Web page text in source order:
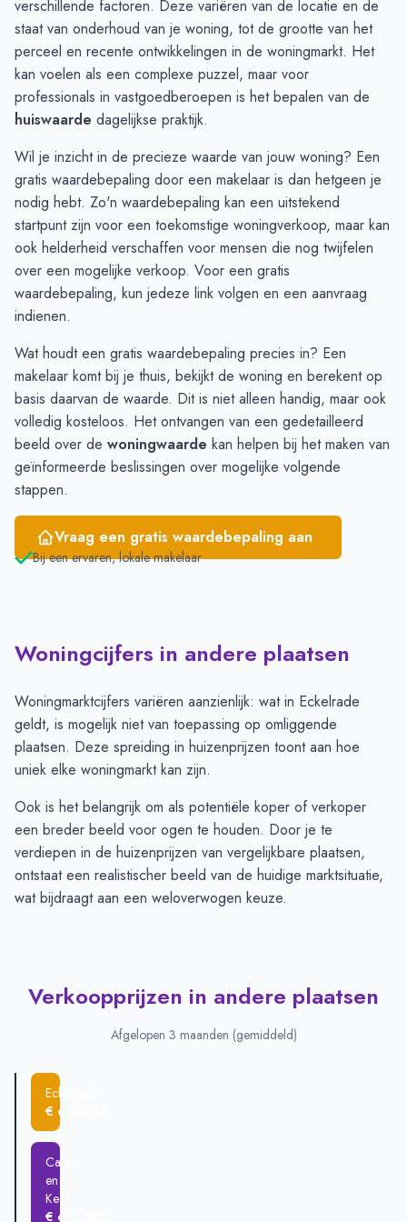
Oktober
€ 437.833
€ 410.833
November
€ 419.250
€ 404.625
December
€ 349.000
€ 404.625
Januari
€ 316.666 € 450.500
Februari
€ 316.666 € 355.504
April
€ 587.000 € 196.009
Mei
€ 587.000
€ 628.712
Juni
€ 587.000 € 628.712
verschillende factoren. Deze variëren van de locatie en de
staat van onderhoud van je woning, tot de grootte van het
perceel en recente ontwikkelingen in de woningmarkt. Het
kan voelen als een complexe puzzel, maar voor
professionals in vastgoedberoepen is het bepalen van de
huiswaarde dagelijkse praktijk.
Wil je inzicht in de precieze waarde van jouw woning? Een
gratis waardebepaling door een makelaar is dan hetgeen je
nodig hebt. Zo'n waardebepaling kan een uitstekend
startpunt zijn voor een toekomstige woningverkoop, maar kan
ook helderheid verschaffen voor mensen die nog twijfelen
over een mogelijke verkoop. Voor een gratis
waardebepaling, kun jedeze link volgen en een aanvraag
indienen.
Wat houdt een gratis waardebepaling precies in? Een
makelaar komt bij je thuis, bekijkt de woning en berekent op
basis daarvan de waarde. Dit is niet alleen handig, maar ook
volledig kosteloos. Het ontvangen van een gedetailleerd
beeld over de woningwaarde kan helpen bij het maken van
geïnformeerde beslissingen over mogelijke volgende
stappen.
Vraag een gratis waardebepaling aan
Bij een ervaren, lokale makelaar
Woningcijfers in andere plaatsen
Woningmarktcijfers variëren aanzienlijk: wat in Eckelrade
geldt, is mogelijk niet van toepassing op omliggende
plaatsen. Deze spreiding in huizenprijzen toont aan hoe
uniek elke woningmarkt kan zijn.
Ook is het belangrijk om als potentiële koper of verkoper
een breder beeld voor ogen te houden. Door je te
verdiepen in de huizenprijzen van vergelijkbare plaatsen,
ontstaat een realistischer beeld van de huidige marktsituatie,
wat bijdraagt aan een weloverwogen keuze.
Verkoopprijzen in andere plaatsen
Afgelopen 3 maanden (gemiddeld)
Eckelrade
€ 628.712
Cadier
en
Keer
€ 621.000